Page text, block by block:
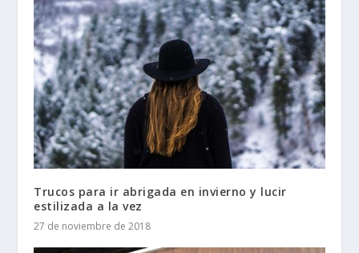
Trucos para ir abrigada en invierno y lucir
estilizada a la vez
27 de noviembre de 2018